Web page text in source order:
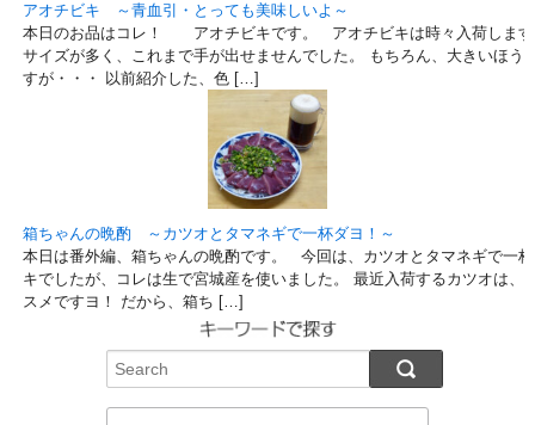
アオチビキ ～青血引・とっても美味しいよ～
本日のお品はコレ！ アオチビキです。 アオチビキは時々入荷します
サイズが多く、これまで手が出せませんでした。 もちろん、大きいほう
すが・・・ 以前紹介した、色 […]
箱ちゃんの晩酌 ～カツオとタマネギで一杯ダヨ！～
本日は番外編、箱ちゃんの晩酌です。 今回は、カツオとタマネギで一
キでしたが、コレは生で宮城産を使いました。 最近入荷するカツオは、
スメですヨ！ だから、箱ち […]